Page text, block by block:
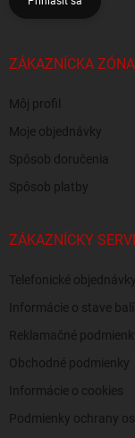
ZÁKAZNÍCKA ZÓNA
Môj profil
Moje objednávky
Spôsob doručenia
Spôsob platby
ZÁKAZNÍCKY
Telefonické objednávky
Informácie o stave
Reklamačné
Obchodné podmienky
Informácie o cookies
Podmienky ochrany